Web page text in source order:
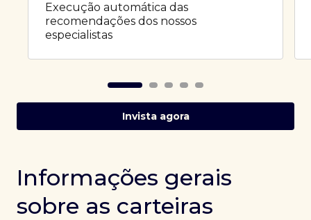
Execução automática das
recomendações dos nossos
especialistas
Invista agora
Informações gerais
sobre as carteiras